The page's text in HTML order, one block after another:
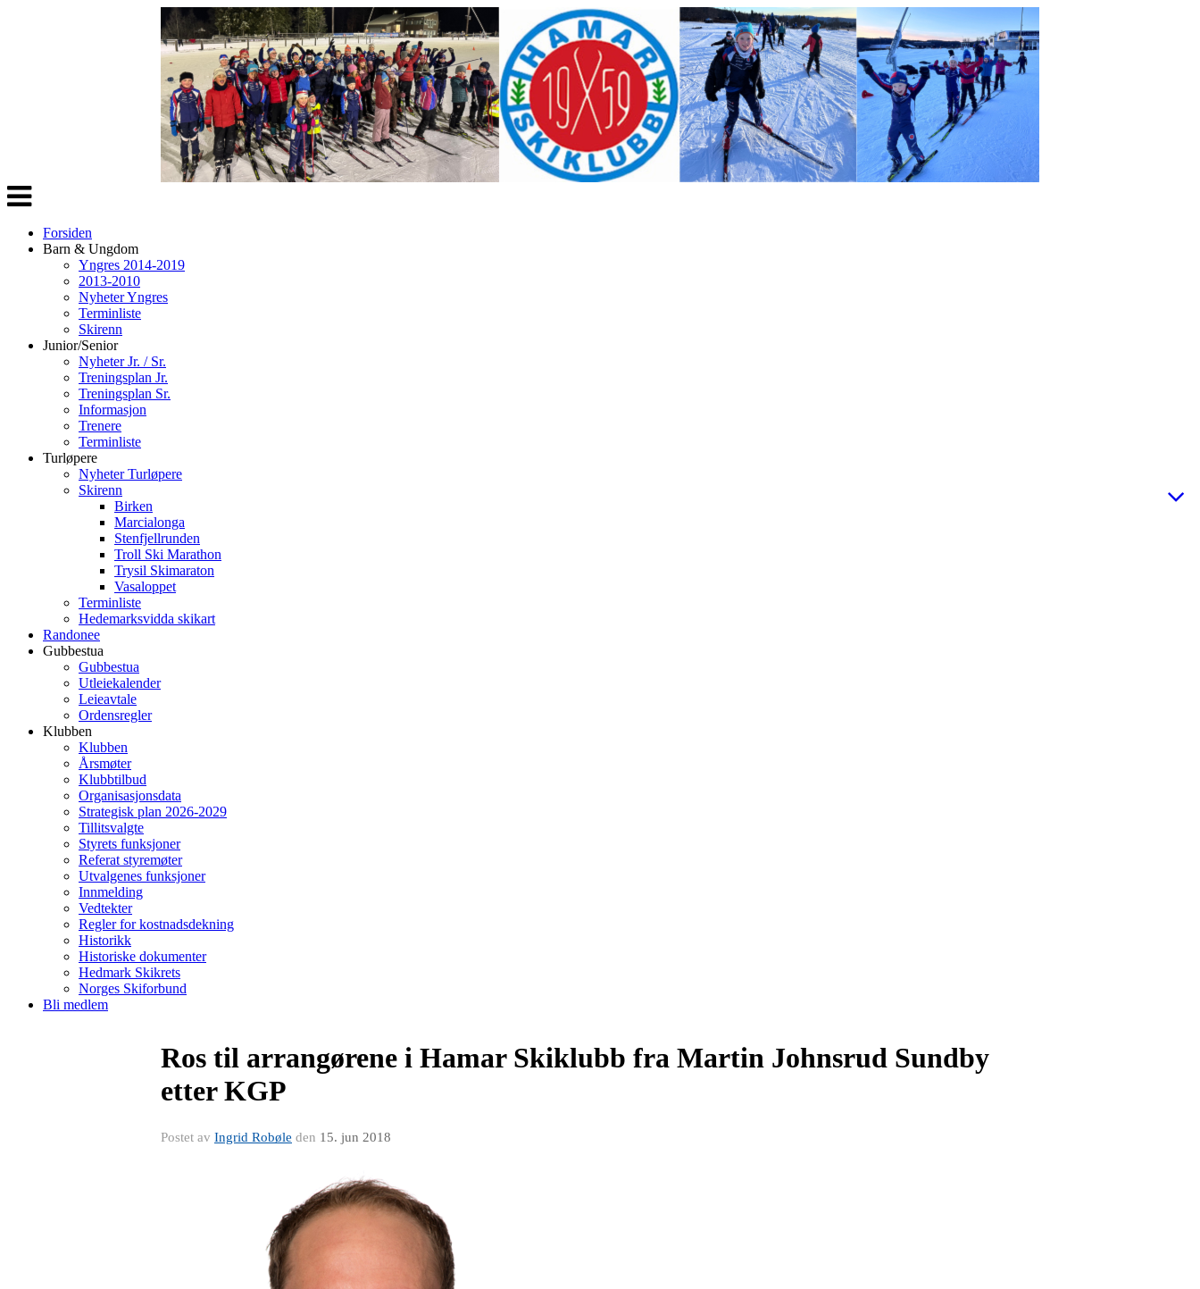
Veksle
navigasjon
Forsiden
Barn & Ungdom
Yngres 2014-2019
2013-2010
Nyheter Yngres
Terminliste
Skirenn
Junior/Senior
Nyheter Jr. / Sr.
Treningsplan Jr.
Treningsplan Sr.
Informasjon
Trenere
Terminliste
Turløpere
Nyheter Turløpere
Skirenn
Birken
Marcialonga
Stenfjellrunden
Troll Ski Marathon
Trysil Skimaraton
Vasaloppet
Terminliste
Hedemarksvidda skikart
Randonee
Gubbestua
Gubbestua
Utleiekalender
Leieavtale
Ordensregler
Klubben
Klubben
Årsmøter
Klubbtilbud
Organisasjonsdata
Strategisk plan 2026-2029
Tillitsvalgte
Styrets funksjoner
Referat styremøter
Utvalgenes funksjoner
Innmelding
Vedtekter
Regler for kostnadsdekning
Historikk
Historiske dokumenter
Hedmark Skikrets
Norges Skiforbund
Bli medlem
Ros til arrangørene i Hamar Skiklubb fra Martin Johnsrud Sundby
etter KGP
Postet av Ingrid Robøle den 15. jun 2018